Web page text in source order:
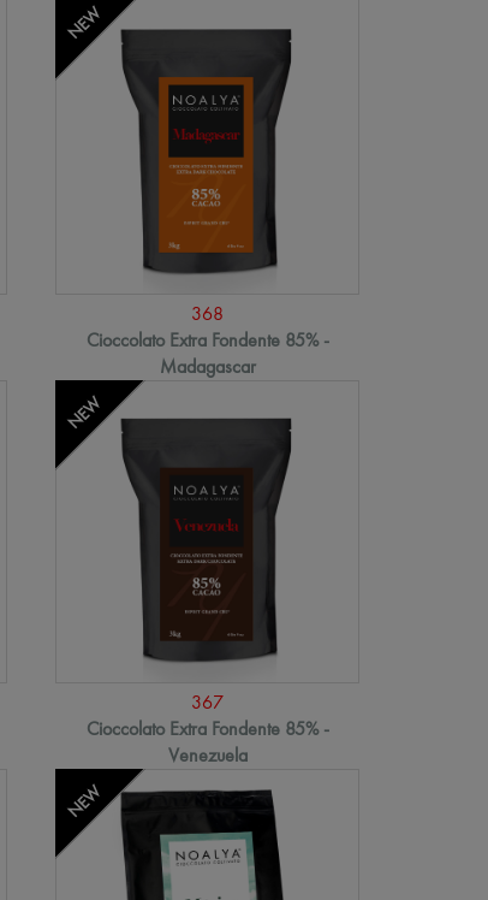
NEW
368
Cioccolato Extra Fondente 85% -
Madagascar
NEW
367
Cioccolato Extra Fondente 85% -
Venezuela
NEW